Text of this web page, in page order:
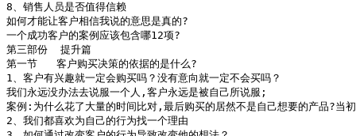
8、销售人员是否值得信赖
如何才能让客户相信我说的意思是真的?
一个成功客户的案例应该包含哪12项?
第三部份  提升篇
第一节   客户购买决策的依据的是什么?
1、客户有兴趣就一定会购买吗？没有意向就一定不会买吗？
我们永远没办法去说服一个人,客户永远是被自己所说服;
案例:为什么花了大量的时间比对,最后购买的居然不是自己想要的产品?当
2、我们都喜欢为自己的行为找一个理由